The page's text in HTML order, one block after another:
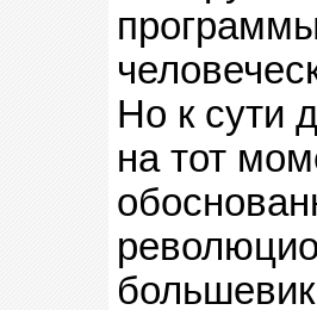
Но к сути
на тот